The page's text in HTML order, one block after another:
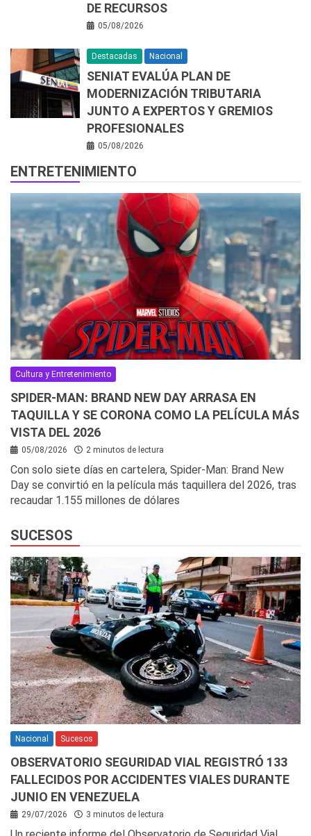
DE RECURSOS
05/08/2026
Destacadas Nacional
SENIAT EVALÚA PLAN DE
MODERNIZACIÓN TRIBUTARIA
JUNTO A EXPERTOS Y GREMIOS
PROFESIONALES
05/08/2026
ENTRETENIMIENTO
Cultura y Entretenimiento
SPIDER-MAN: BRAND NEW DAY ARRASA EN
TAQUILLA Y SE CORONA COMO LA PELÍCULA MÁS
VISTA DEL 2026
05/08/2026 2 minutos de lectura
Con solo siete días en cartelera, Spider-Man: Brand New
Day se convirtió en la película más taquillera del 2026, tras
recaudar 1.155 millones de dólares
SUCESOS
Nacional Sucesos
OBSERVATORIO SEGURIDAD VIAL REGISTRÓ 133
FALLECIDOS POR ACCIDENTES VIALES DURANTE
JUNIO EN VENEZUELA
29/07/2026 3 minutos de lectura